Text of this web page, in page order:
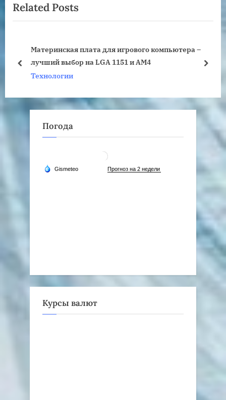
i
o
P
t
P
s
t
:
Related Posts
Материнская плата для игрового компьютера –
лучший выбор на LGA 1151 и AM4
Технологии
prev next
Погода
Курсы валют